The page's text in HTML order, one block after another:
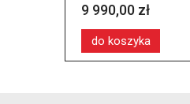
9 990,00 zł
do koszyka